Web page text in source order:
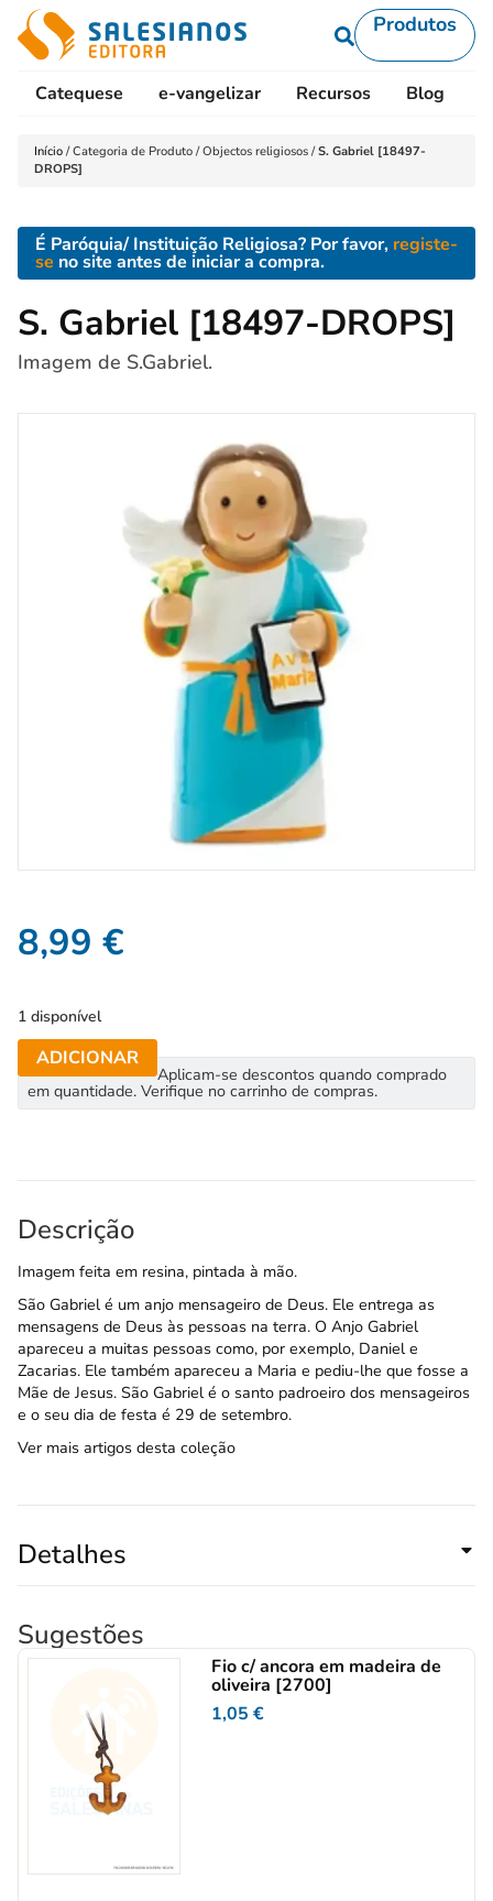
Produtos
Catequese e-vangelizar Recursos Blog
Início /Categoria de Produto /Objectos religiosos /S. Gabriel [18497-
DROPS]
É Paróquia/ Instituição Religiosa? Por favor, registe-
se no site antes de iniciar a compra.
S. Gabriel [18497-DROPS]
Imagem de S.Gabriel.
8,99 €
1 disponível
ADICIONAR
Aplicam-se descontos quando comprado
em quantidade. Verifique no carrinho de compras.
Descrição
Imagem feita em resina, pintada à mão.
São Gabriel é um anjo mensageiro de Deus. Ele entrega as
mensagens de Deus às pessoas na terra. O Anjo Gabriel
apareceu a muitas pessoas como, por exemplo, Daniel e
Zacarias. Ele também apareceu a Maria e pediu-lhe que fosse a
Mãe de Jesus. São Gabriel é o santo padroeiro dos mensageiros
e o seu dia de festa é 29 de setembro.
Ver mais artigos desta coleção
Detalhes
Sugestões
Fio c/ ancora em madeira de
oliveira [2700]
1,05€